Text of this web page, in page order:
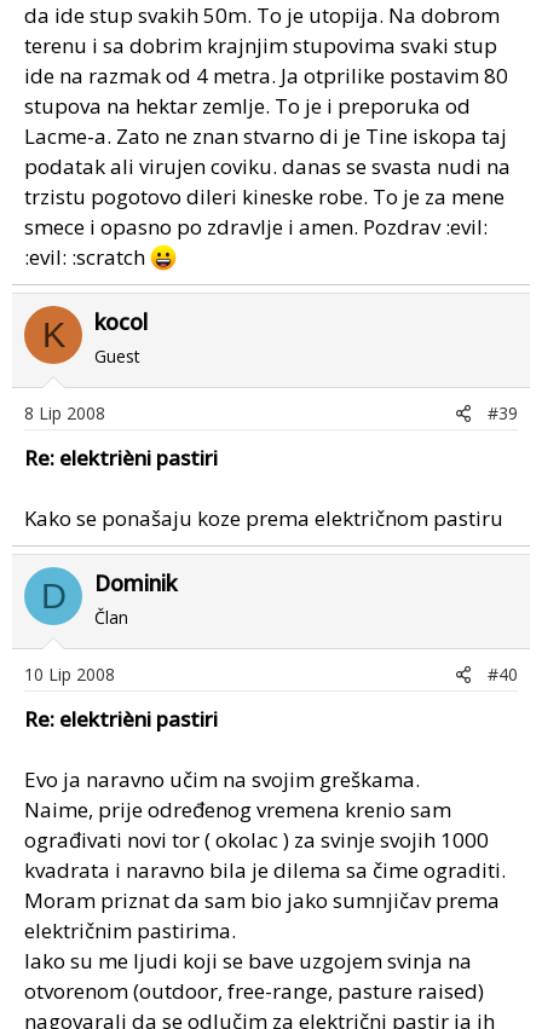
da ide stup svakih 50m. To je utopija. Na dobrom
terenu i sa dobrim krajnjim stupovima svaki stup
ide na razmak od 4 metra. Ja otprilike postavim 80
stupova na hektar zemlje. To je i preporuka od
Lacme-a. Zato ne znan stvarno di je Tine iskopa taj
podatak ali virujen coviku. danas se svasta nudi na
trzistu pogotovo dileri kineske robe. To je za mene
smece i opasno po zdravlje i amen. Pozdrav :evil:
:evil: :scratch
K kocol
Guest
8 Lip 2008 #39
Re: elektrièni pastiri
Kako se ponašaju koze prema električnom pastiru
D Dominik
Član
10 Lip 2008 #40
Re: elektrièni pastiri
Evo ja naravno učim na svojim greškama.
Naime, prije određenog vremena krenio sam
ograđivati novi tor ( okolac ) za svinje svojih 1000
kvadrata i naravno bila je dilema sa čime ograditi.
Moram priznat da sam bio jako sumnjičav prema
električnim pastirima.
Iako su me ljudi koji se bave uzgojem svinja na
otvorenom (outdoor, free-range, pasture raised)
nagovarali da se odlučim za električni pastir ja ih